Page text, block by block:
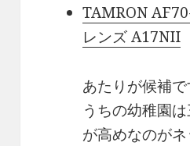
TAMRON
レンズ A17NII
あたりが候補で
うちの幼稚園
が高めなのが